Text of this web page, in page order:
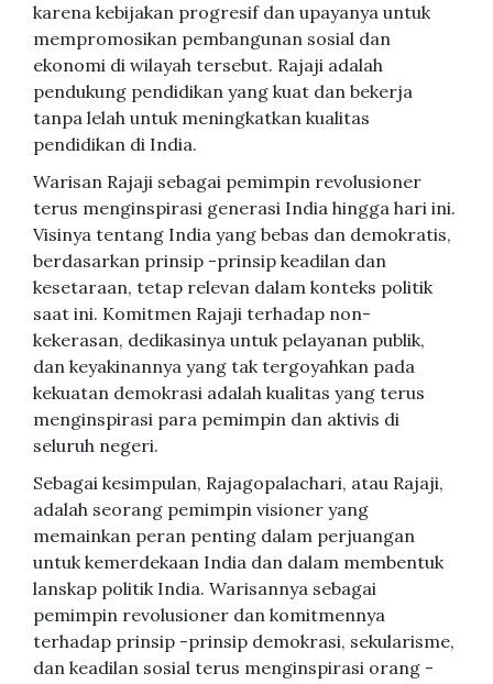
karena kebijakan progresif dan upayanya untuk
mempromosikan pembangunan sosial dan
ekonomi di wilayah tersebut. Rajaji adalah
pendukung pendidikan yang kuat dan bekerja
tanpa lelah untuk meningkatkan kualitas
pendidikan di India.
Warisan Rajaji sebagai pemimpin revolusioner
terus menginspirasi generasi India hingga hari ini.
Visinya tentang India yang bebas dan demokratis,
berdasarkan prinsip -prinsip keadilan dan
kesetaraan, tetap relevan dalam konteks politik
saat ini. Komitmen Rajaji terhadap non-
kekerasan, dedikasinya untuk pelayanan publik,
dan keyakinannya yang tak tergoyahkan pada
kekuatan demokrasi adalah kualitas yang terus
menginspirasi para pemimpin dan aktivis di
seluruh negeri.
Sebagai kesimpulan, Rajagopalachari, atau Rajaji,
adalah seorang pemimpin visioner yang
memainkan peran penting dalam perjuangan
untuk kemerdekaan India dan dalam membentuk
lanskap politik India. Warisannya sebagai
pemimpin revolusioner dan komitmennya
terhadap prinsip -prinsip demokrasi, sekularisme,
dan keadilan sosial terus menginspirasi orang -